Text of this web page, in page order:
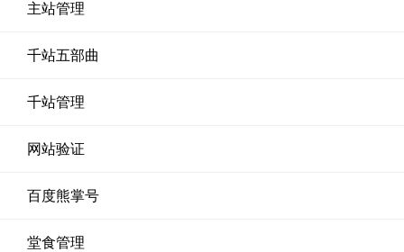
主站管理
千站五部曲
千站管理
网站验证
百度熊掌号
堂食管理